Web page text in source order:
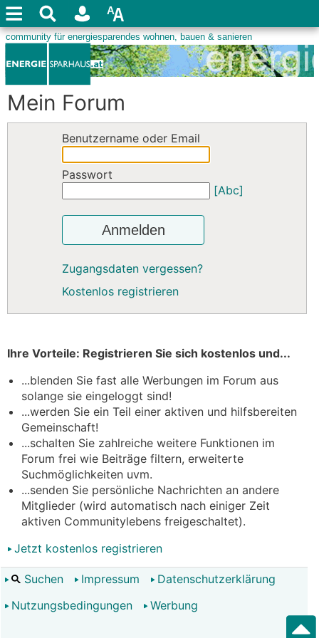
Mein Forum
Benutzername oder Email
Passwort
[Abc]
Anmelden
Zugangsdaten vergessen?
Kostenlos registrieren
Ihre Vorteile: Registrieren Sie sich kostenlos und...
...blenden Sie fast alle Werbungen im Forum aus
solange sie eingeloggt sind!
...werden Sie ein Teil einer aktiven und hilfsbereiten
Gemeinschaft!
...schalten Sie zahlreiche weitere Funktionen im
Forum frei wie Beiträge filtern, erweiterte
Suchmöglichkeiten uvm.
...senden Sie persönliche Nachrichten an andere
Mitglieder (wird automatisch nach einiger Zeit
aktiven Communitylebens freigeschaltet).
Jetzt kostenlos registrieren
Suchen Impressum
Datenschutzerklärung
Nutzungsbedingungen
Werbung